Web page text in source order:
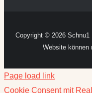
Copyright © 2026
Website können
Page load link
Cookie Consent mit